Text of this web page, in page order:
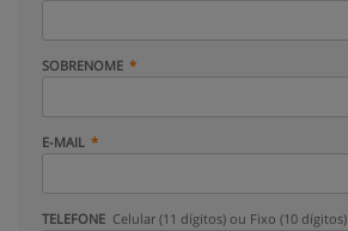
SOBRENOME
E-MAIL
TELEFONE Celular (11 dígitos) ou Fixo (10 dígitos)